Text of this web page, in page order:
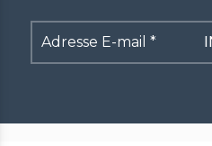
Adresse
E-